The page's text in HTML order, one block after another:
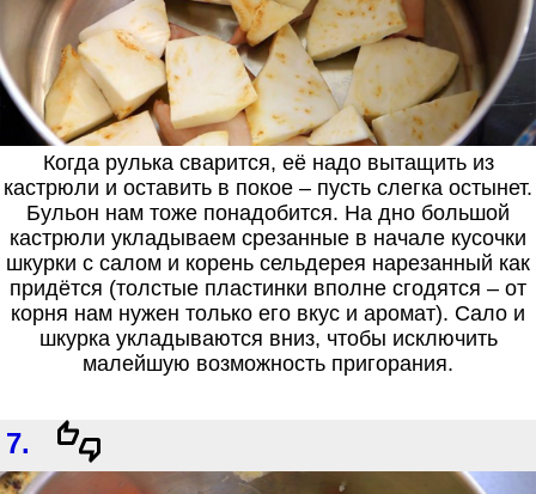
Когда рулька сварится, её надо вытащить из
кастрюли и оставить в покое – пусть слегка остынет.
Бульон нам тоже понадобится. На дно большой
кастрюли укладываем срезанные в начале кусочки
шкурки с салом и корень сельдерея нарезанный как
придётся (толстые пластинки вполне сгодятся – от
корня нам нужен только его вкус и аромат). Сало и
шкурка укладываются вниз, чтобы исключить
малейшую возможность пригорания.
7.